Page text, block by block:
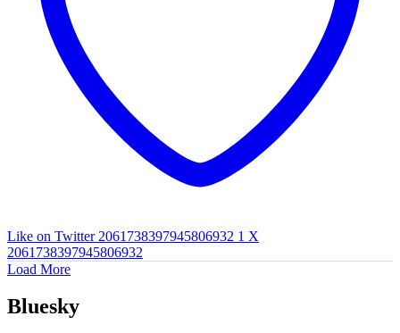
Like on Twitter 2061738397945806932 1 X
2061738397945806932
Load More
Bluesky